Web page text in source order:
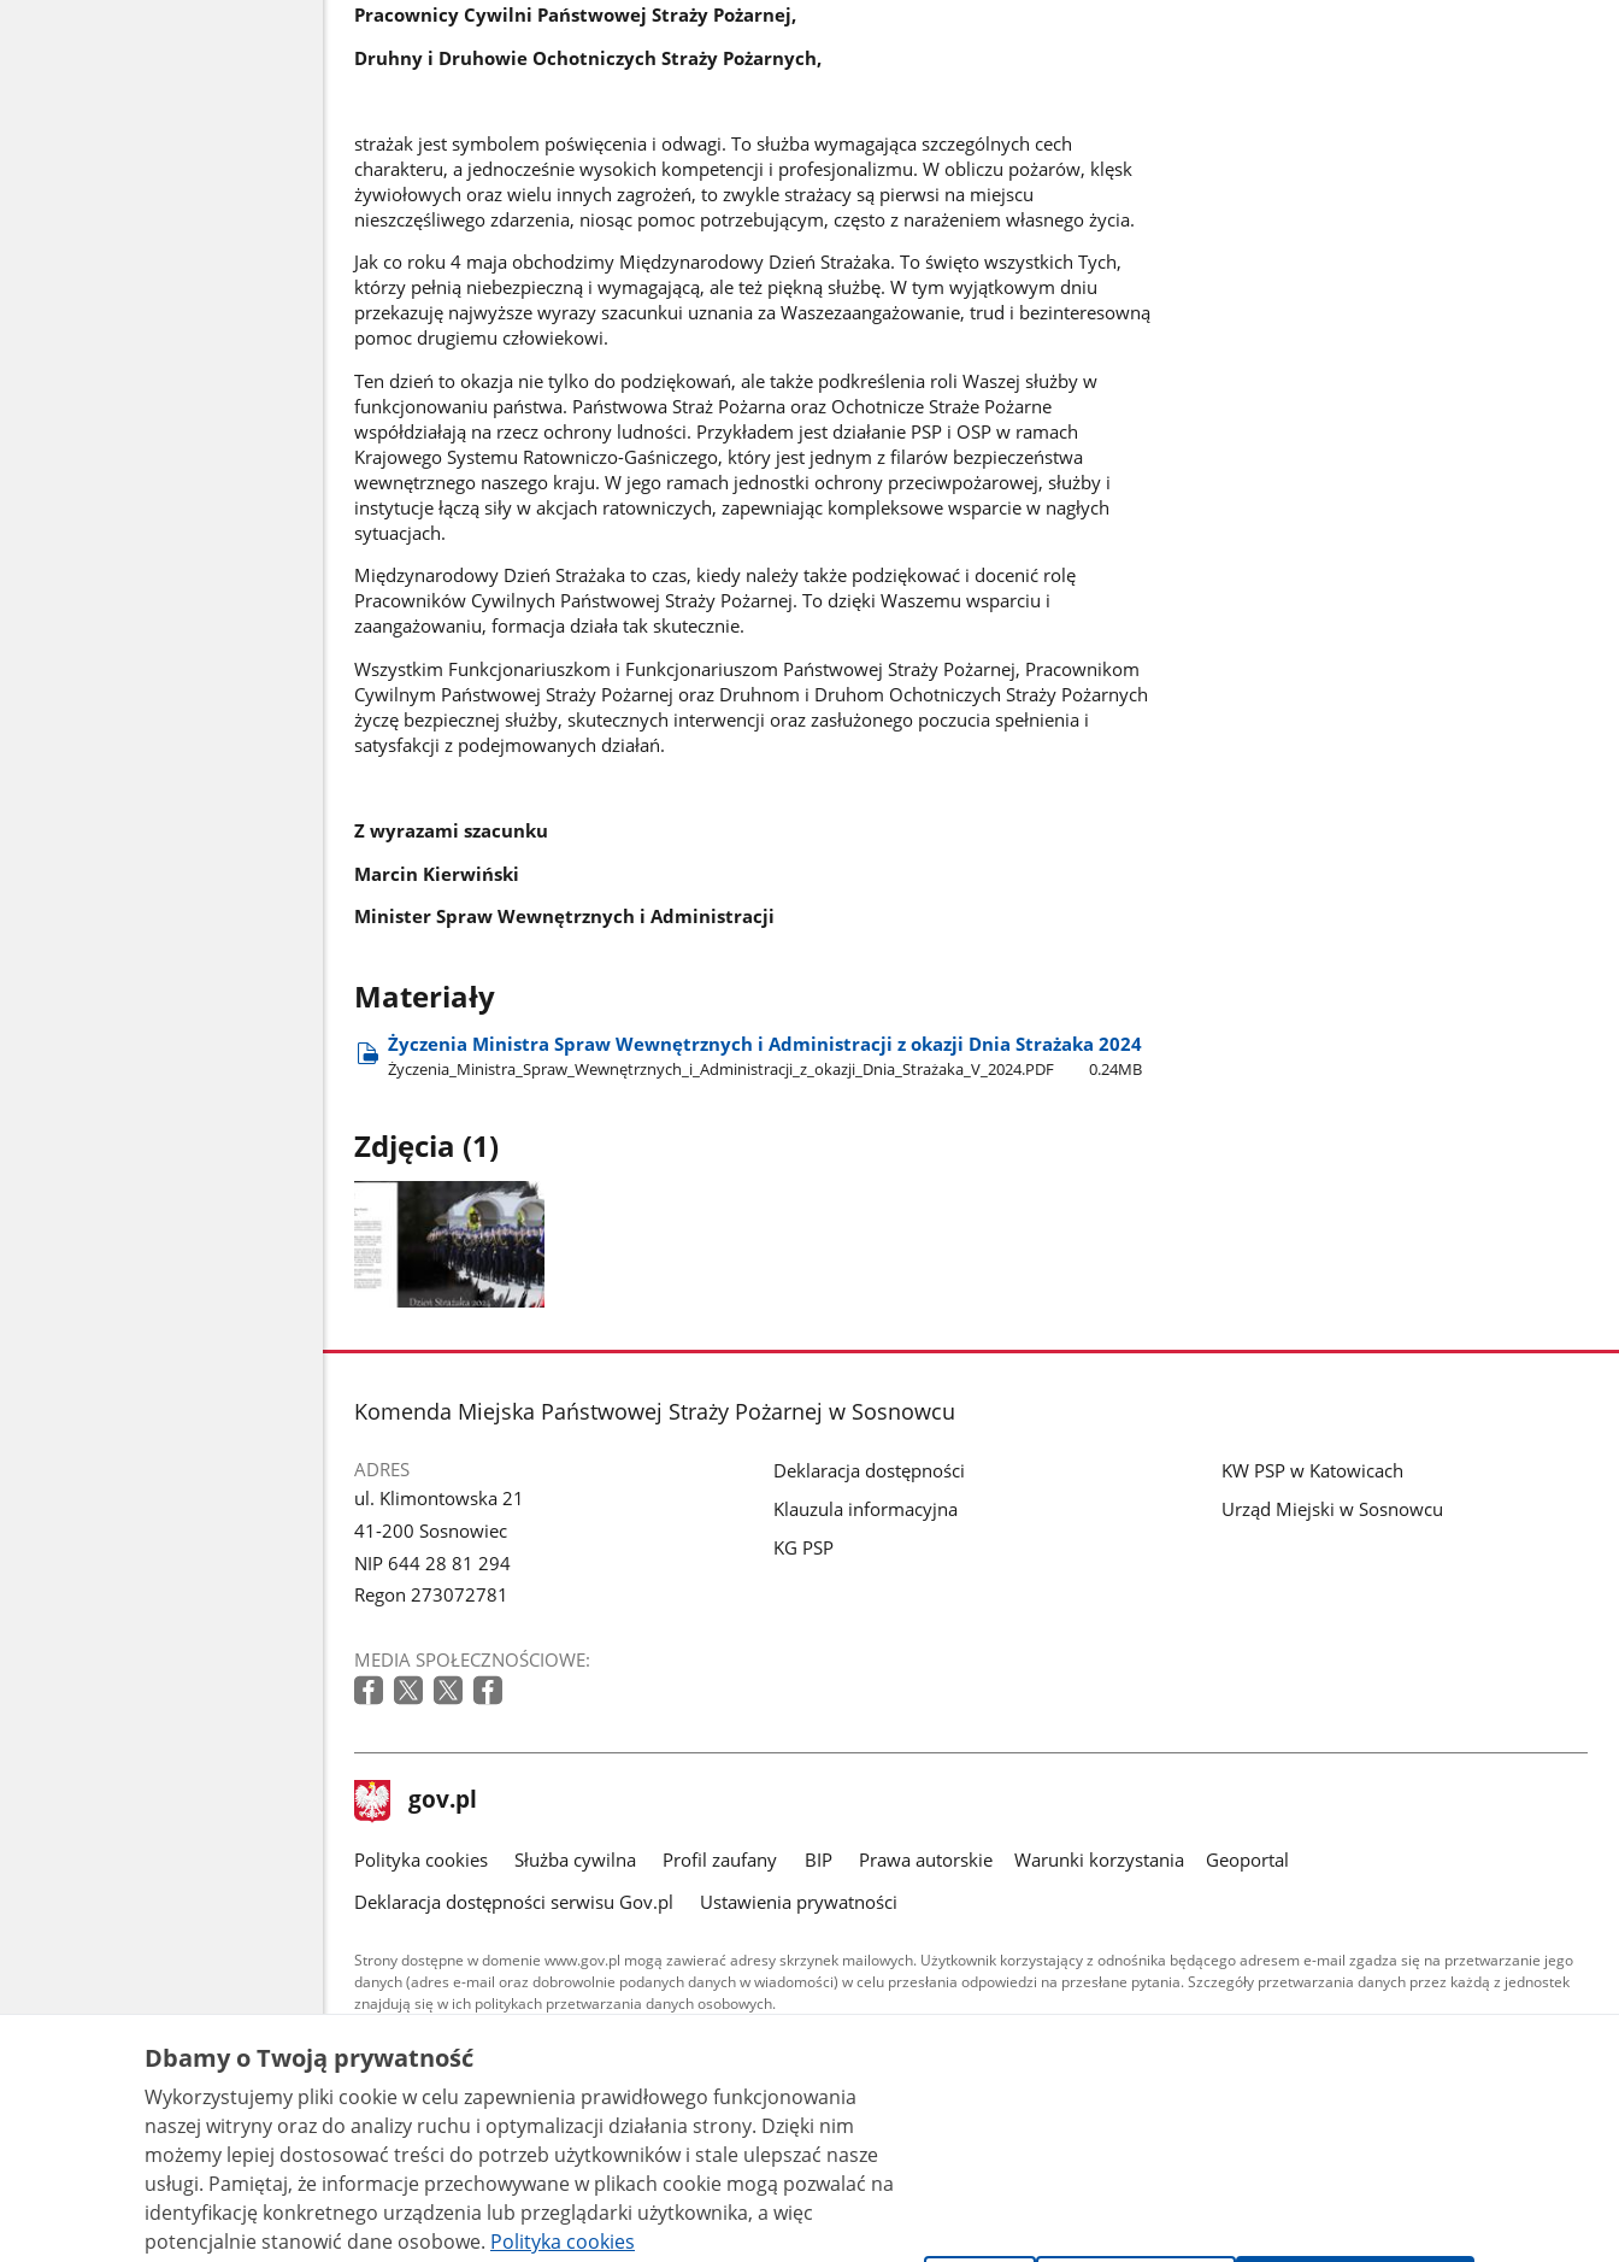
Pracownicy Cywilni Państwowej Straży Pożarnej,
Druhny i Druhowie Ochotniczych Straży Pożarnych,
strażak jest symbolem poświęcenia i odwagi. To służba wymagająca szczególnych cech
charakteru, a jednocześnie wysokich kompetencji i profesjonalizmu. W obliczu pożarów, klęsk
żywiołowych oraz wielu innych zagrożeń, to zwykle strażacy są pierwsi na miejscu
nieszczęśliwego zdarzenia, niosąc pomoc potrzebującym, często z narażeniem własnego życia.
Jak co roku 4 maja obchodzimy Międzynarodowy Dzień Strażaka. To święto wszystkich Tych,
którzy pełnią niebezpieczną i wymagającą, ale też piękną służbę. W tym wyjątkowym dniu
przekazuję najwyższe wyrazy szacunkui uznania za Waszezaangażowanie, trud i bezinteresowną
pomoc drugiemu człowiekowi.
Ten dzień to okazja nie tylko do podziękowań, ale także podkreślenia roli Waszej służby w
funkcjonowaniu państwa. Państwowa Straż Pożarna oraz Ochotnicze Straże Pożarne
współdziałają na rzecz ochrony ludności. Przykładem jest działanie PSP i OSP w ramach
Krajowego Systemu Ratowniczo-Gaśniczego, który jest jednym z filarów bezpieczeństwa
wewnętrznego naszego kraju. W jego ramach jednostki ochrony przeciwpożarowej, służby i
instytucje łączą siły w akcjach ratowniczych, zapewniając kompleksowe wsparcie w nagłych
sytuacjach.
Międzynarodowy Dzień Strażaka to czas, kiedy należy także podziękować i docenić rolę
Pracowników Cywilnych Państwowej Straży Pożarnej. To dzięki Waszemu wsparciu i
zaangażowaniu, formacja działa tak skutecznie.
Wszystkim Funkcjonariuszkom i Funkcjonariuszom Państwowej Straży Pożarnej, Pracownikom
Cywilnym Państwowej Straży Pożarnej oraz Druhnom i Druhom Ochotniczych Straży Pożarnych
życzę bezpiecznej służby, skutecznych interwencji oraz zasłużonego poczucia spełnienia i
satysfakcji z podejmowanych działań.
Z wyrazami szacunku
Marcin Kierwiński
Minister Spraw Wewnętrznych i Administracji
Materiały
Życzenia Ministra Spraw Wewnętrznych i Administracji z okazji Dnia Strażaka 2024
Życzenia​_Ministra​_Spraw​_Wewnętrznych​_i​_Administracji​_z​_okazji​_Dnia​_Strażaka​_V​_2024.PDF 0.24MB
Zdjęcia (1)
galerii.
stopka
Komenda Miejska Państwowej Straży Pożarnej w Sosnowcu
ADRES
ul. Klimontowska 21
41-200 Sosnowiec
NIP 644 28 81 294
Regon 273072781
MEDIA SPOŁECZNOŚCIOWE:
Deklaracja dostępności
Klauzula informacyjna
KG PSP
KW PSP w Katowicach
Urząd Miejski w Sosnowcu
stopka
gov.pl Strona
gov.pl
gov.pl
Polityka cookies Służba cywilna Profil zaufany BIP Prawa autorskie Warunki korzystania
Geoportal
Deklaracja dostępności serwisu Gov.pl
Ustawienia prywatności
Strony dostępne w domenie www.gov.pl mogą zawierać adresy skrzynek mailowych. Użytkownik korzystający z odnośnika będącego adresem e-mail zgadza się na przetwarzanie jego
danych (adres e-mail oraz dobrowolnie podanych danych w wiadomości) w celu przesłania odpowiedzi na przesłane pytania. Szczegóły przetwarzania danych przez każdą z jednostek
znajdują się w ich politykach przetwarzania danych osobowych.
Treści tekstowe publikowane w serwisie (z wyłączeniem treści audiowizualnych), są
udostępniane na licencji typu Creative Commons: uznanie autorstwa - na tych samych
warunkach 4.0 (CC BY-SA 4.0). Materiały audiowizualne, w tym zdjęcia, materiały audio i wideo,
są udostępniane na licencji typu Creative Commons: uznanie autorstwa użycie niekomercyjne -
bez utworów zależnych 4.0 (CC BY-NC-ND 4.0), o ile nie jest to stwierdzone inaczej.
Dbamy o Twoją prywatność
Wykorzystujemy pliki cookie w celu zapewnienia prawidłowego funkcjonowania
naszej witryny oraz do analizy ruchu i optymalizacji działania strony. Dzięki nim
możemy lepiej dostosować treści do potrzeb użytkowników i stale ulepszać nasze
usługi. Pamiętaj, że informacje przechowywane w plikach cookie mogą pozwalać na
identyfikację konkretnego urządzenia lub przeglądarki użytkownika, a więc
potencjalnie stanowić dane osobowe. Polityka cookies